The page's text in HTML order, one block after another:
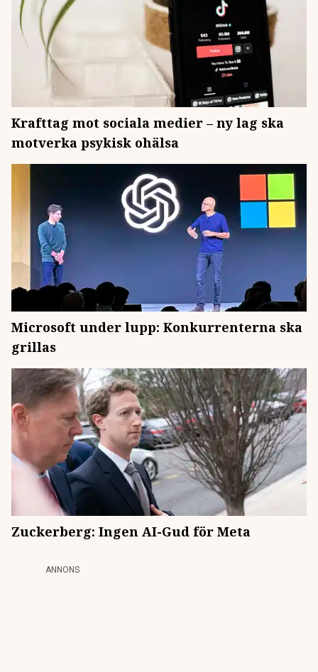
Krafttag mot sociala medier – ny lag ska
motverka psykisk ohälsa
Microsoft under lupp: Konkurrenterna ska
grillas
Zuckerberg: Ingen AI-Gud för Meta
ANNONS